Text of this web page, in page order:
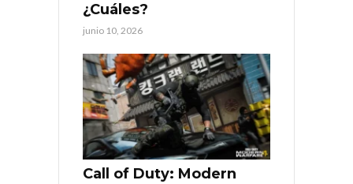
¿Cuáles?
junio 10, 2026
Call of Duty: Modern